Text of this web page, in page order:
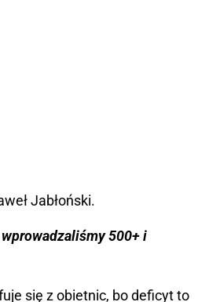
Jabłoński.
wprowadzaliśmy 500+ i
się z obietnic, bo deficyt to